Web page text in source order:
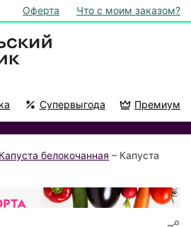
Оферта Что с моим заказом?
Супервыгода Премиум
Капуста белокочанная – Капуста